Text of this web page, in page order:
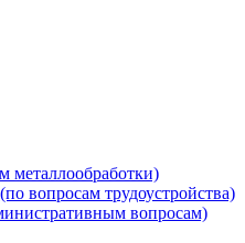
металлообработки)
вопросам трудоустройства)
вопросам)